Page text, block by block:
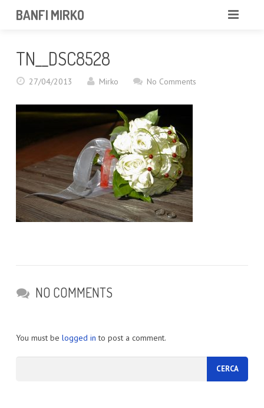
BANFI MIRKO
SERVIZI
NEWS
CONTATTAMI
TN__DSC8528
27/04/2013 Mirko No Comments
NO COMMENTS
You must be logged in to post a comment.